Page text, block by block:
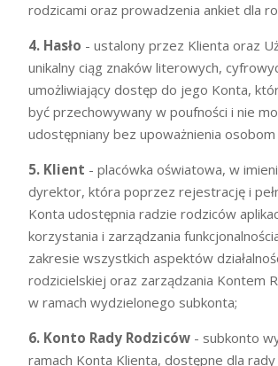
rodzicami oraz prowadzenia ankiet dla
4. Hasło - ustalony przez Klienta oraz
unikalny ciąg znaków literowych,
umożliwiający dostęp do jego Konta,
być przechowywany w poufności i nie
udostępniany bez upoważnienia
5. Klient - placówka oświatowa, w
dyrektor, która poprzez rejestrację i
Konta udostępnia radzie rodziców
korzystania i zarządzania
zakresie wszystkich aspektów
rodzicielskiej oraz zarządzania Kontem
w ramach wydzielonego subkonta;
6. Konto Rady Rodziców - subkonto
ramach Konta Klienta, dostępne dla